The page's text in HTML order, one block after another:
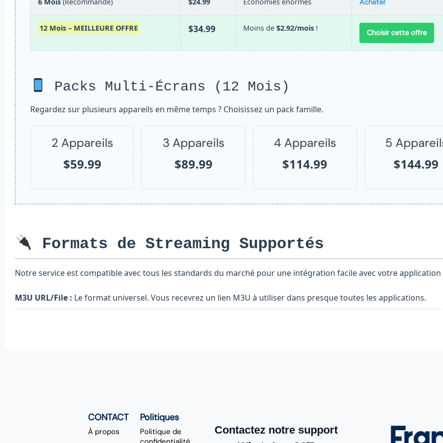
6 Mois (Recommandé) $24.99 Économies énormes Acheter
12 Mois – MEILLEURE OFFRE $34.99 Moins de $2.92/mois ! Choisir cette offre
Packs Multi-Écrans (12 Mois)
Regardez sur plusieurs appareils en même temps ? Choisissez un pack famille.
2 Appareils
$59.99
3 Appareils
$89.99
4 Appareils
$114.99
5
$144.99
Formats de Streaming Supportés
Notre service est compatible avec tous les standards du marché pour une intégration facile avec votre
M3U URL/File : Le format universel. Vous recevrez un lien M3U à utiliser dans presque toutes les applications.
CONTACT
À propos
Politiques
Politique de
Contactez notre support